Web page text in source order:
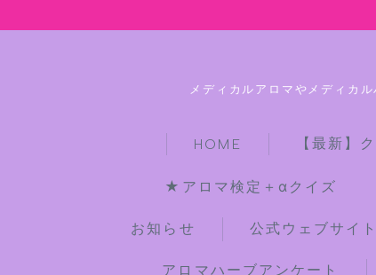
メディカルアロマやメディカ
HOME 【最新】
★アロマ検定＋αクイズ
お知らせ 公式ウェブサイ
アロマハーブアンケート